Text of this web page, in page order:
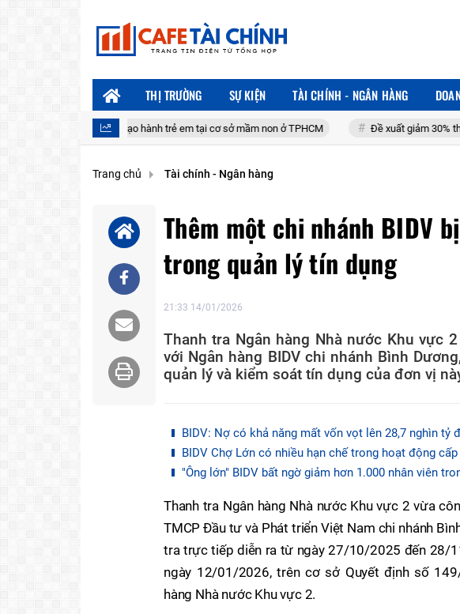
THỊ TRƯỜNG SỰ KIỆN TÀI CHÍNH - NGÂN HÀNG
hành vi bạo hành trẻ em tại cơ sở mầm non ở TPHCM Đề xuất giảm 30% thuế thu nhập
Trang chủ Tài chính - Ngân hàng
Thêm một chi nhánh BIDV
trong quản lý tín dụng
21:33 14/01/2026
Thanh tra Ngân hàng Nhà nước Khu vực
với Ngân hàng BIDV chi nhánh Bình
quản lý và kiểm soát tín dụng của đơn vị
BIDV: Nợ có khả năng mất vốn vọt lên 28,7 nghìn tỷ
BIDV Chợ Lớn có nhiều hạn chế trong hoạt động
"Ông lớn" BIDV bất ngờ giảm hơn 1.000 nhân viên
Thanh tra Ngân hàng Nhà nước Khu vực 2 vừa
TMCP Đầu tư và Phát triển Việt Nam chi nhánh
tra trực tiếp diễn ra từ ngày 27/10/2025 đến 28/
ngày 12/01/2026, trên cơ sở Quyết định số
hàng Nhà nước Khu vực 2.